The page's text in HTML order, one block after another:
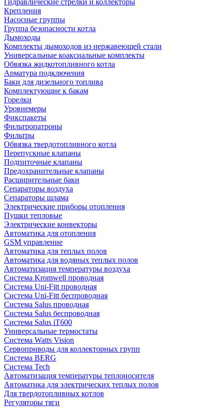
Крепления
Насосные группы
Группа безопасности котла
Дымоходы
Комплекты дымоходов из нержавеющей стали
Универсальные коаксиальные комплекты
Обвязка жидкотопливного котла
Арматура подключения
Баки для дизельного топлива
Комплектующие к бакам
Горелки
Уровнемеры
Фикспакеты
Фильтропатроны
Фильтры
Обвязка твердотопливного котла
Перепускные клапаны
Подпиточные клапаны
Предохранительные клапаны
Расширительные баки
Сепараторы воздуха
Сепараторы шлама
Электрические приборы отопления
Пушки тепловые
Электрические конвекторы
Автоматика для отопления
GSM управление
Автоматика для теплых полов
Автоматика для водяных теплых полов
Автоматизация температуры воздуха
Система Kromwell проводная
Система Uni-Fitt проводная
Система Uni-Fitt беспроводная
Система Salus проводная
Система Salus беспроводная
Система Salus iT600
Универсальные термостаты
Система Watts Vision
Сервоприводы для коллекторных групп
Система BERG
Система Tech
Автоматизация температуры теплоносителя
Автоматика для электрических теплых полов
Для твердотопливных котлов
Регуляторы тяги